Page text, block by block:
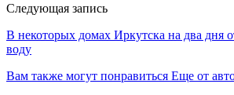
Следующая запись
В некоторых домах Иркутска на два дня
воду
Вам также могут понравиться Еще от